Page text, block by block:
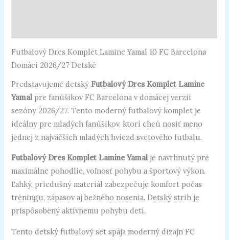
Futbalový Dres Komplet Lamine Yamal 10 FC Barcelona
Domáci 2026/27 Detské
Predstavujeme detský Futbalový Dres Komplet Lamine
Yamal pre fanúšikov FC Barcelona v domácej verzii
sezóny 2026/27. Tento moderný futbalový komplet je
ideálny pre mladých fanúšikov, ktorí chcú nosiť meno
jednej z najväčších mladých hviezd svetového futbalu.
Futbalový Dres Komplet Lamine Yamal je navrhnutý pre
maximálne pohodlie, voľnosť pohybu a športový výkon.
Ľahký, priedušný materiál zabezpečuje komfort počas
tréningu, zápasov aj bežného nosenia. Detský strih je
prispôsobený aktívnemu pohybu detí.
Tento detský futbalový set spája moderný dizajn FC